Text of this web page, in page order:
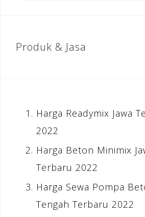
Produk & Jasa
Harga Readymix Jawa
2022
Harga Beton Minimix
Terbaru 2022
Harga Sewa Pompa
Tengah Terbaru 2022